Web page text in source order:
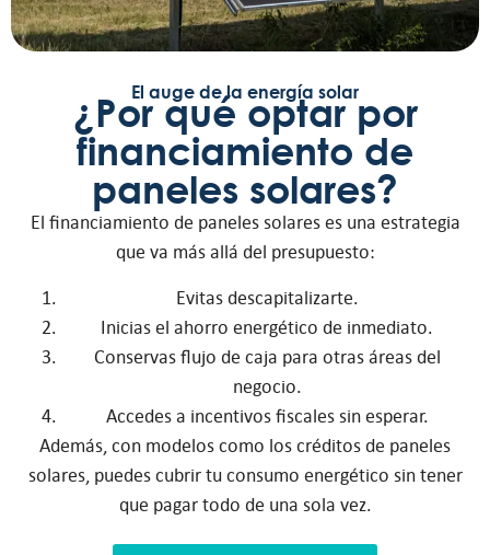
El auge de la energía solar
¿Por qué optar por
financiamiento de
paneles solares?
El financiamiento de paneles solares es una estrategia
que va más allá del presupuesto:
Evitas descapitalizarte.
Inicias el ahorro energético de inmediato.
Conservas flujo de caja para otras áreas del
negocio.
Accedes a incentivos fiscales sin esperar.
Además, con modelos como los créditos de paneles
solares, puedes cubrir tu consumo energético sin tener
que pagar todo de una sola vez.